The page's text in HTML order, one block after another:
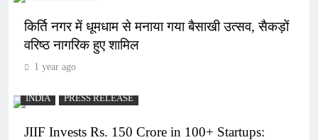
किर्ति नगर में धूमधाम से मनाया गया बैसाखी उत्सव, सैकड़ों
वरिष्ठ नागरिक हुए शामिल
1 year ago
INDIA PRESS RELEASE
JIIF Invests Rs. 150 Crore in 100+ Startups: